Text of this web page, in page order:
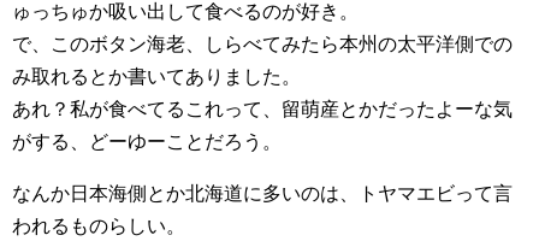
ゅっちゅか吸い出して食べるのが好き。
で、このボタン海老、しらべてみたら本州の太平洋側での
み取れるとか書いてありました。
あれ？私が食べてるこれって、留萌産とかだったよーな気
がする、どーゆーことだろう。
なんか日本海側とか北海道に多いのは、トヤマエビって言
われるものらしい。